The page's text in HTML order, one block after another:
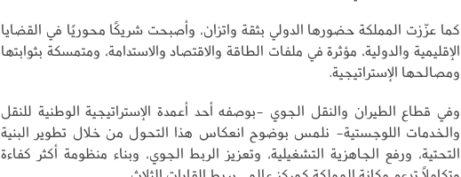
كما عزّزت المملكة حضورها الدولي بثقة واتزان، وأصبحت شريكًا محوريًا في القضايا
الإقليمية والدولية، مؤثرة في ملفات الطاقة والاقتصاد والاستدامة، ومتمسكة بثوابتها
ومصالحها الإستراتيجية.
وفي قطاع الطيران والنقل الجوي -بوصفه أحد أعمدة الإستراتيجية الوطنية للنقل
والخدمات اللوجستية- نلمس بوضوح انعكاس هذا التحول من خلال تطوير البنية
التحتية، ورفع الجاهزية التشغيلية، وتعزيز الربط الجوي، وبناء منظومة أكثر كفاءة